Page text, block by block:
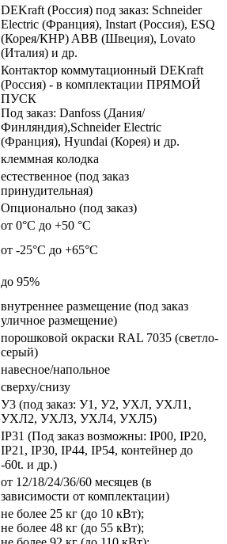
DEKraft (Россия) под заказ: Schneider
Electric (Франция), Instart (Россия), ESQ
(Корея/КНР) ABB (Швеция), Lovato
(Италия) и др.
Контактор коммутационный DEKraft
(Россия) - в комплектации ПРЯМОЙ
ПУСК
Под заказ: Danfoss (Дания/
Финляндия),Schneider Electric
(Франция), Hyundai (Корея) и др.
клеммная колодка
естественное (под заказ
принудительная)
Опционально (под заказ)
от 0°C до +50 °C
от -25°C до +65°C
до 95%
внутреннее размещение (под заказ
уличное размещение)
порошковой окраски RAL 7035 (светло-
серый)
навесное/напольное
сверху/снизу
У3 (под заказ: У1, У2, УХЛ, УХЛ1,
УХЛ2, УХЛ3, УХЛ4, УХЛ5)
IP31 (Под заказ возможны: IP00, IP20,
IP21, IP30, IP44, IP54, контейнер до
-60t. и др.)
от 12/18/24/36/60 месяцев (в
зависимости от комплектации)
не более 25 кг (до 10 кВт);
не более 48 кг (до 55 кВт);